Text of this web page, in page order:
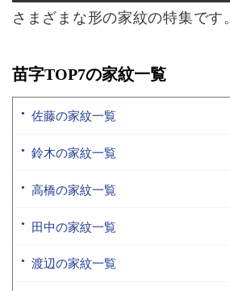
さまざまな形の家紋の特集です。
苗字TOP7の家紋一覧
佐藤の家紋一覧
鈴木の家紋一覧
高橋の家紋一覧
田中の家紋一覧
渡辺の家紋一覧